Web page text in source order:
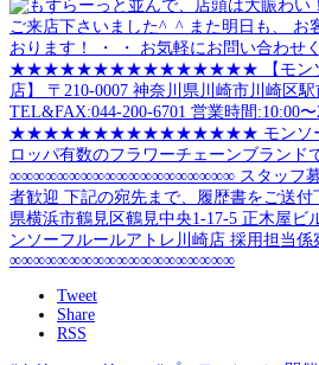
Tweet
Share
RSS